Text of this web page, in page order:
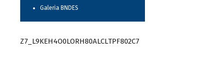
Galeria BNDES
Z7_L9KEH4O0LORH80ALCLTPF802C7